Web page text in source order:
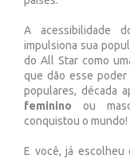
A acessibilidade
impulsiona sua
do All Star como
que dão esse
populares, década
feminino ou
conquistou o mundo!
E você, já escolheu